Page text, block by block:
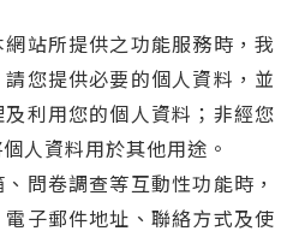
站所提供之功能服務時，我
您提供必要的個人資料，並
利用您的個人資料；非經您
人資料用於其他用途。
問卷調查等互動性功能時，
子郵件地址、聯絡方式及使